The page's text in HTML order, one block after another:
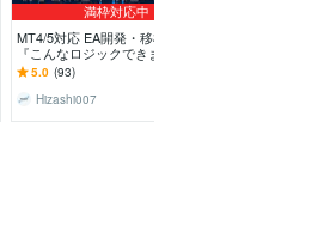
満枠対応中
MT4/5対応 EA開発・移植します
『こんなロジックできますか？』
からご相談OKです！
5.0 (93)
Hizashi007